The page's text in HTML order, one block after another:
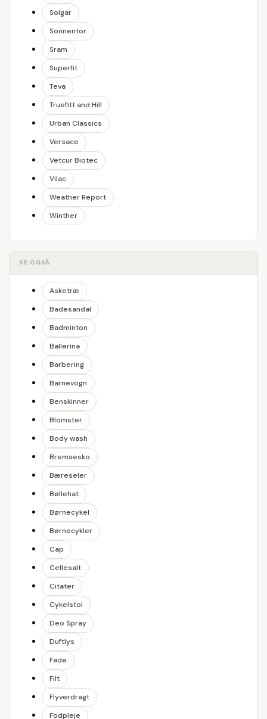
Solgar
Sonnentor
Sram
Superfit
Teva
Truefitt and Hill
Urban Classics
Versace
Vetcur Biotec
Vilac
Weather Report
Winther
SE OGSÅ
Asketræ
Badesandal
Badminton
Ballerina
Barbering
Barnevogn
Benskinner
Blomster
Body wash
Bremsesko
Bæreseler
Bøllehat
Børnecykel
Børnecykler
Cap
Cellesalt
Citater
Cykelstol
Deo Spray
Duftlys
Fade
Filt
Flyverdragt
Fodpleje